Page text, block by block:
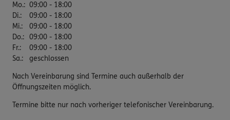
Mo.: 09:00 - 18:00
Di.:
09:00 - 18:00
Mi.:
09:00 - 18:00
Do.: 09:00 - 18:00
Fr.:
09:00 - 18:00
Sa.: geschlossen
Nach Vereinbarung sind Termine auch außerhalb der
Öffnungszeiten möglich.
Termine bitte nur nach vorheriger telefonischer Vereinbarung.